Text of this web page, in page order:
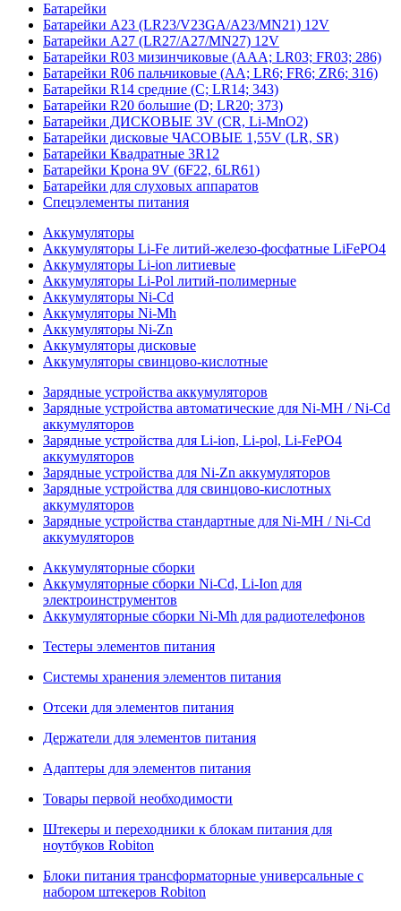
Батарейки
Батарейки A23 (LR23/V23GA/A23/MN21) 12V
Батарейки A27 (LR27/A27/MN27) 12V
Батарейки R03 мизинчиковые (AAA; LR03; FR03; 286)
Батарейки R06 пальчиковые (AA; LR6; FR6; ZR6; 316)
Батарейки R14 средние (C; LR14; 343)
Батарейки R20 большие (D; LR20; 373)
Батарейки ДИСКОВЫЕ 3V (CR, Li-MnO2)
Батарейки дисковые ЧАСОВЫЕ 1,55V (LR, SR)
Батарейки Квадратные 3R12
Батарейки Крона 9V (6F22, 6LR61)
Батарейки для слуховых аппаратов
Спецэлементы питания
Аккумуляторы
Аккумуляторы Li-Fe литий-железо-фосфатные LiFePO4
Аккумуляторы Li-ion литиевые
Аккумуляторы Li-Pol литий-полимерные
Аккумуляторы Ni-Cd
Аккумуляторы Ni-Mh
Аккумуляторы Ni-Zn
Аккумуляторы дисковые
Аккумуляторы свинцово-кислотные
Зарядные устройства аккумуляторов
Зарядные устройства автоматические для Ni-MH / Ni-Cd
аккумуляторов
Зарядные устройства для Li-ion, Li-pol, Li-FePO4
аккумуляторов
Зарядные устройства для Ni-Zn аккумуляторов
Зарядные устройства для свинцово-кислотных
аккумуляторов
Зарядные устройства стандартные для Ni-MH / Ni-Cd
аккумуляторов
Аккумуляторные сборки
Аккумуляторные сборки Ni-Cd, Li-Ion для
электроинструментов
Аккумуляторные сборки Ni-Mh для радиотелефонов
Тестеры элементов питания
Системы хранения элементов питания
Отсеки для элементов питания
Держатели для элементов питания
Адаптеры для элементов питания
Товары первой необходимости
Штекеры и переходники к блокам питания для
ноутбуков Robiton
Блоки питания трансформаторные универсальные с
набором штекеров Robiton